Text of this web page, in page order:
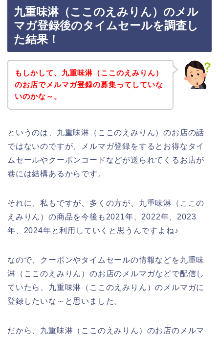
九重味淋（ここのえみりん）のメル
マガ登録後のタイムセールを調査し
た結果！
もしかして、九重味淋（ここのえみりん）
のお店でメルマガ登録の募集ってしていな
いのかな～。
というのは、九重味淋（ここのえみりん）のお店の話
ではないのですが、メルマガ登録をするとお得なタイ
ムセールやクーポンコードなどが送られてくるお店が
巷には結構あるからです。
それに、私もですが、多くの方が、九重味淋（ここの
えみりん）の商品を今後も2021年、2022年、2023
年、2024年と利用していくと思うんですよね♪
なので、クーポンやタイムセールの情報などを九重味
淋（ここのえみりん）のお店のメルマガなどで配信し
ていたら、九重味淋（ここのえみりん）のメルマガに
登録したいな～と思いました。
だから、九重味淋（ここのえみりん）のお店のメルマ